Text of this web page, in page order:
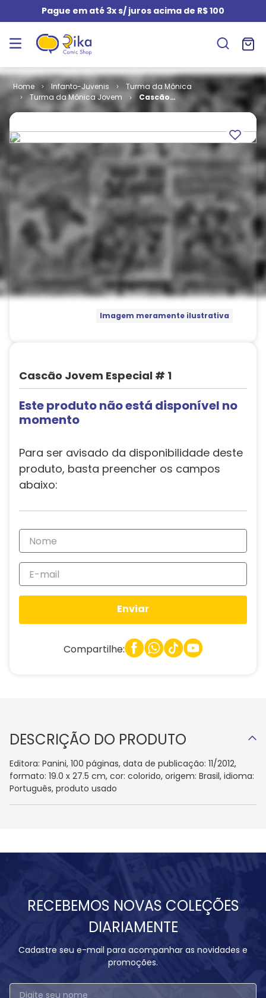
Pague em até 3x s/ juros acima de R$ 100
Infanto-Juvenis
Turma da Mônica
Turma da Mônica Jovem
Cascão
Imagem meramente ilustrativa
Cascão Jovem Especial # 1
Este produto não está disponível no
momento
Para ser avisado da disponibilidade deste
produto, basta preencher os campos
abaixo:
Enviar
Compartilhe:
DESCRIÇÃO DO PRODUTO
Editora: Panini, 100 páginas, data de publicação: 11/2012,
formato: 19.0 x 27.5 cm, cor: colorido, origem: Brasil, idioma:
Português, produto usado
RECEBEMOS NOVAS COLEÇÕES
DIARIAMENTE
Cadastre seu e-mail para acompanhar as novidades e
promoções.